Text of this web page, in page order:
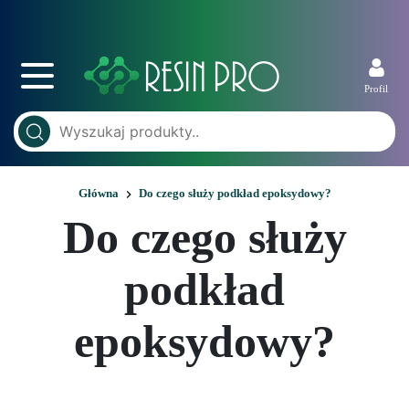
Profil
Główna Do czego służy podkład epoksydowy?
Do czego służy
podkład
epoksydowy?